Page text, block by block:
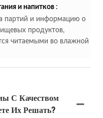
и напитков :
партий и информацию о
продуктов,
читаемыми во влажной
С Качеством
Их Решать?